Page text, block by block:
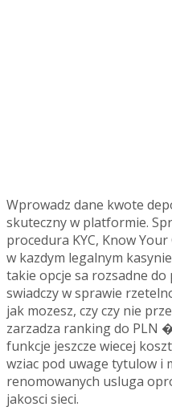
Wprowadz dane kwote
skuteczny w platformie.
procedura KYC, Know
w kazdym legalnym
takie opcje sa rozsadne
swiadczy w sprawie
jak mozesz, czy czy nie
zarzadza ranking do PLN
funkcje jeszcze wiecej
wziac pod uwage tytulow i
renomowanych usluga
jakosci sieci.